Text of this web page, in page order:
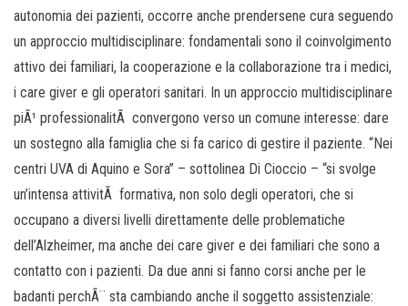
autonomia dei pazienti, occorre anche prendersene cura seguendo
un approccio multidisciplinare: fondamentali sono il coinvolgimento
attivo dei familiari, la cooperazione e la collaborazione tra i medici,
i care giver e gli operatori sanitari. In un approccio multidisciplinare
piÃ¹ professionalitÃ convergono verso un comune interesse: dare
un sostegno alla famiglia che si fa carico di gestire il paziente. “Nei
centri UVA di Aquino e Sora” – sottolinea Di Cioccio – “si svolge
un’intensa attivitÃ formativa, non solo degli operatori, che si
occupano a diversi livelli direttamente delle problematiche
dell’Alzheimer, ma anche dei care giver e dei familiari che sono a
contatto con i pazienti. Da due anni si fanno corsi anche per le
badanti perchÃ¨ sta cambiando anche il soggetto assistenziale: